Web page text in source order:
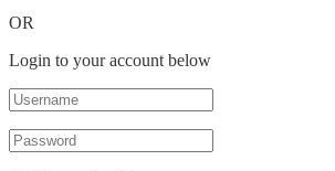
OR
Login to your account below